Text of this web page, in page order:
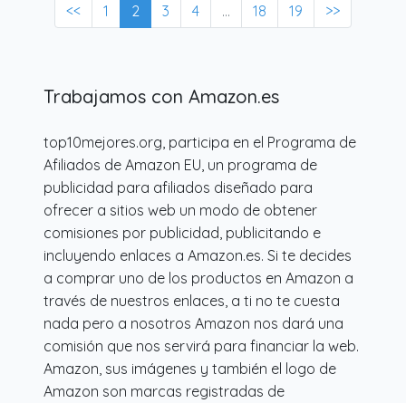
<< 1 2 3 4 ... 18 19 >>
Trabajamos con Amazon.es
top10mejores.org, participa en el Programa de
Afiliados de Amazon EU, un programa de
publicidad para afiliados diseñado para
ofrecer a sitios web un modo de obtener
comisiones por publicidad, publicitando e
incluyendo enlaces a Amazon.es. Si te decides
a comprar uno de los productos en Amazon a
través de nuestros enlaces, a ti no te cuesta
nada pero a nosotros Amazon nos dará una
comisión que nos servirá para financiar la web.
Amazon, sus imágenes y también el logo de
Amazon son marcas registradas de